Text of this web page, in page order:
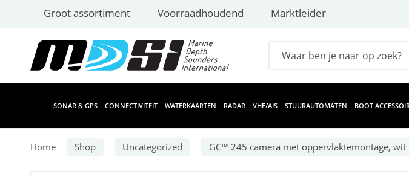
Groot assortiment Voorraadhoudend Marktleider
SONAR & GPS CONNECTIVITEIT WATERKAARTEN RADAR VHF/AIS STUURAUTOMATEN BOOT
Home Shop Uncategorized GC™ 245 camera met oppervlaktemontage, wit